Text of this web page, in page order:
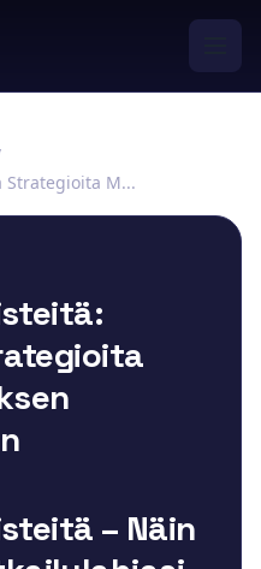
Strategioita M...
– Näin